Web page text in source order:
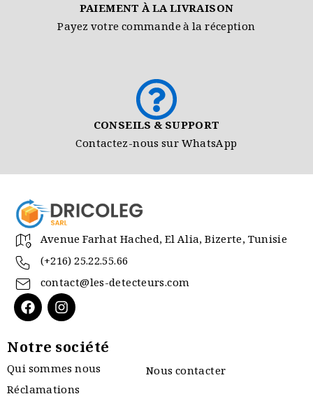
PAIEMENT À LA LIVRAISON
Payez votre commande à la réception
CONSEILS & SUPPORT
Contactez-nous sur WhatsApp
Avenue Farhat Hached, El Alia, Bizerte, Tunisie
(+216) 25.22.55.66
contact@les-detecteurs.com
Notre société
Qui sommes nous
Nous contacter
Réclamations